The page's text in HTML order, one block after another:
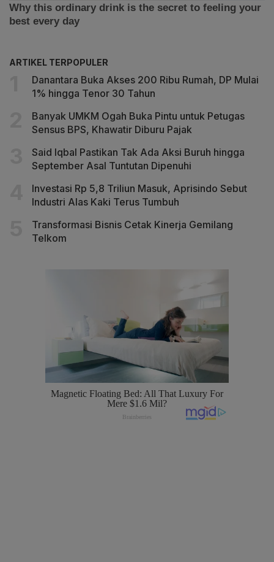
ARTIKEL TERPOPULER
Danantara Buka Akses 200 Ribu Rumah, DP Mulai
1% hingga Tenor 30 Tahun
Banyak UMKM Ogah Buka Pintu untuk Petugas
Sensus BPS, Khawatir Diburu Pajak
Said Iqbal Pastikan Tak Ada Aksi Buruh hingga
September Asal Tuntutan Dipenuhi
Investasi Rp 5,8 Triliun Masuk, Aprisindo Sebut
Industri Alas Kaki Terus Tumbuh
Transformasi Bisnis Cetak Kinerja Gemilang
Telkom